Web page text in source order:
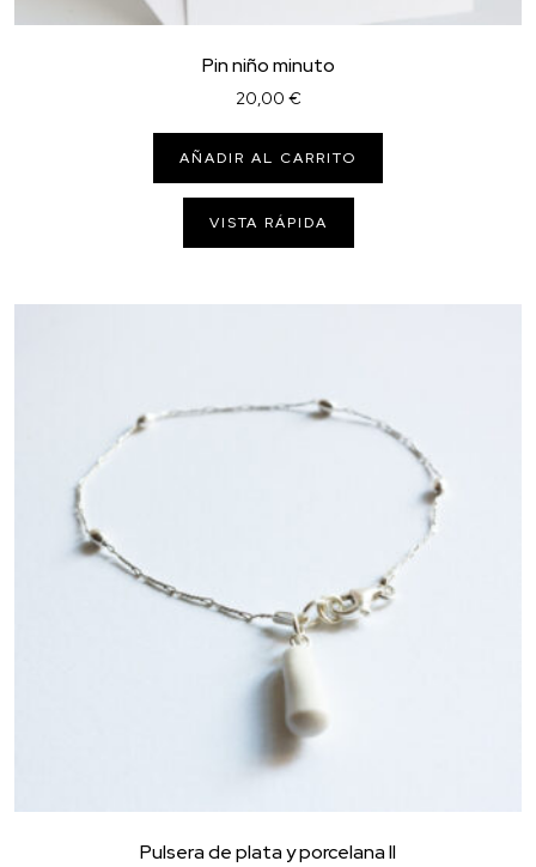
Pin niño minuto
20,00 €
AÑADIR AL CARRITO
VISTA RÁPIDA
Pulsera de plata y porcelana II